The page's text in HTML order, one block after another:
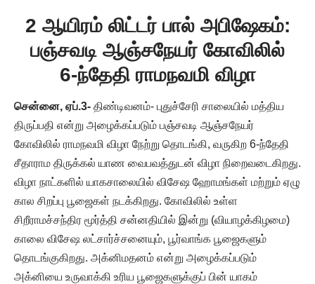
2 ஆயிரம் லிட்டர் பால் அபிஷேகம்:
பஞ்சவடி ஆஞ்சநேயர் கோவிலில்
6-ந்தேதி ராமநவமி விழா
சென்னை, ஏப்.3- திண்டிவனம்- புதுச்சேரி சாலையில் மத்திய
திருப்பதி என்று அழைக்கப்படும் பஞ்சவடி ஆஞ்சநேயர்
கோவிலில் ராமநவமி விழா நேற்று தொடங்கி, வருகிற 6-ந்தேதி
சீதாராம திருக்கல் யாண வைபவத்துடன் விழா நிறைவடைகிறது.
விழா நாட்களில் யாகசாலையில் விசேஷ ஹோமங்கள் மற்றும் ஏழு
கால சிறப்பு பூஜைகள் நடக்கிறது. கோவிலில் உள்ள
சிறீராமச்சந்திர மூர்த்தி சன்னதியில் இன்று (வியாழக்கிழமை)
காலை விசேஷ லட்சார்ச்சனையும், பூர்வாங்க பூஜைகளும்
தொடங்குகிறது. அக்னிமதனம் என்று அழைக்கப்படும்
அக்னியை உருவாக்கி உரிய பூஜைகளுக்குப் பின் யாகம்